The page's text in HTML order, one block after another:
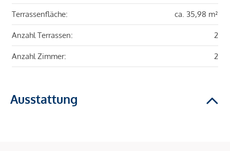
Terrassenfläche: ca. 35,98 m²
Anzahl Terrassen: 2
Anzahl Zimmer: 2
Ausstattung